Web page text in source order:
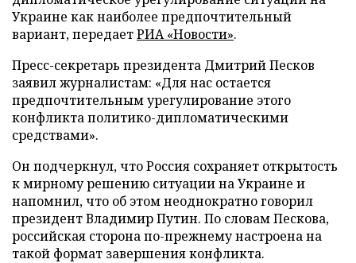
Украине как наиболее предпочтительный
вариант, передаетРИА «Новости».
Пресс-секретарь президента Дмитрий Песков
заявил журналистам: «Для нас остается
предпочтительным урегулирование этого
конфликта политико-дипломатическими
средствами».
Он подчеркнул, что Россия сохраняет открытость
к мирному решению ситуации на Украине и
напомнил, что об этом неоднократно говорил
президент Владимир Путин. По словам Пескова,
российская сторона по-прежнему настроена на
такой формат завершения конфликта.